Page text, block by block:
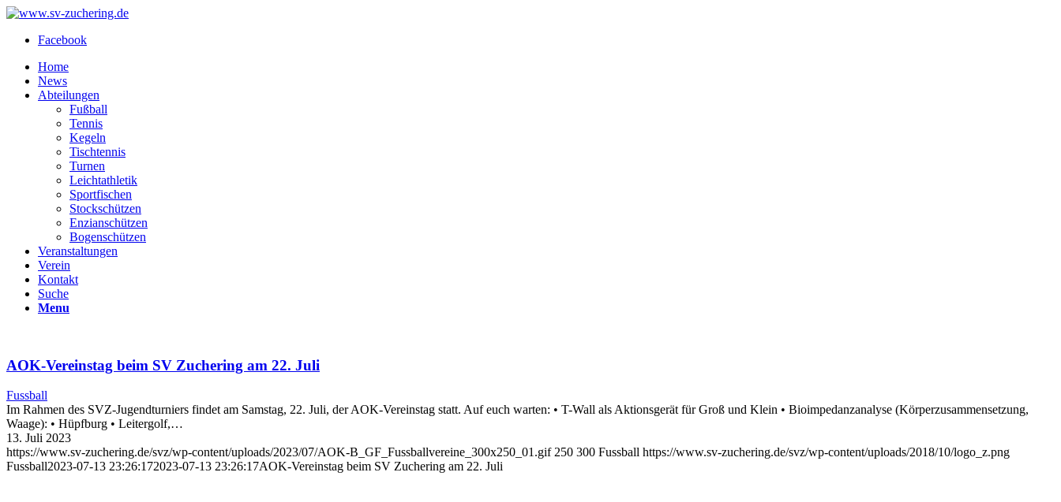
Facebook
Home
News
Abteilungen
Fußball
Tennis
Kegeln
Tischtennis
Turnen
Leichtathletik
Sportfischen
Stockschützen
Enzianschützen
Bogenschützen
Veranstaltungen
Verein
Kontakt
Suche
Menu
AOK-Vereinstag beim SV Zuchering am 22. Juli
Fussball
Im Rahmen des SVZ-Jugendturniers findet am Samstag, 22. Juli, der AOK-Vereinstag statt. Auf euch warten: • T-Wall als Aktionsgerät für Groß und Klein • Bioimpedanzanalyse (Körperzusammensetzung,
Waage): • Hüpfburg • Leitergolf,…
13. Juli 2023
https://www.sv-zuchering.de/svz/wp-content/uploads/2023/07/AOK-B_GF_Fussballvereine_300x250_01.gif 250 300 Fussball https://www.sv-zuchering.de/svz/wp-content/uploads/2018/10/logo_z.png
Fussball2023-07-13 23:26:172023-07-13 23:26:17AOK-Vereinstag beim SV Zuchering am 22. Juli